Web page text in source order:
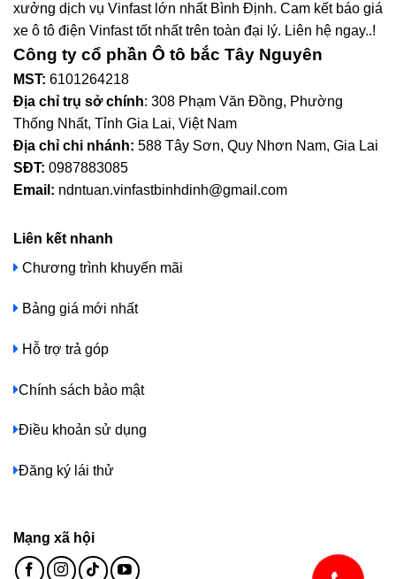
xưởng dịch vụ Vinfast lớn nhất Bình Định. Cam kết báo giá
xe ô tô điện Vinfast tốt nhất trên toàn đại lý. Liên hệ ngay..!
Công ty cổ phần Ô tô bắc Tây Nguyên
MST: 6101264218
Địa chỉ trụ sở chính: 308 Phạm Văn Đồng, Phường
Thống Nhất, Tỉnh Gia Lai, Việt Nam
Địa chỉ chi nhánh: 588 Tây Sơn, Quy Nhơn Nam, Gia Lai
SĐT: 0987883085
Email: ndntuan.vinfastbinhdinh@gmail.com
Liên kết nhanh
Chương trình khuyến mãi
Bảng giá mới nhất
Hỗ trợ trả góp
Chính sách bảo mật
Điều khoản sử dụng
Đăng ký lái thử
Mạng xã hội